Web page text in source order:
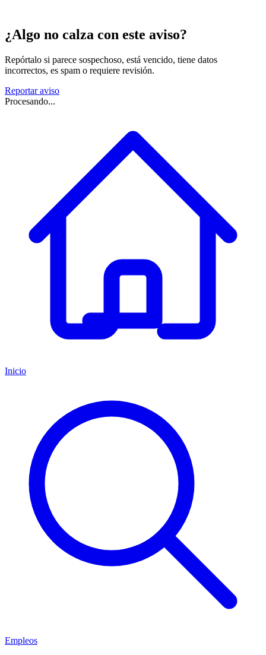
¿Algo no calza con este aviso?
Repórtalo si parece sospechoso, está vencido, tiene datos
incorrectos, es spam o requiere revisión.
Reportar aviso
Procesando...
Inicio
Empleos